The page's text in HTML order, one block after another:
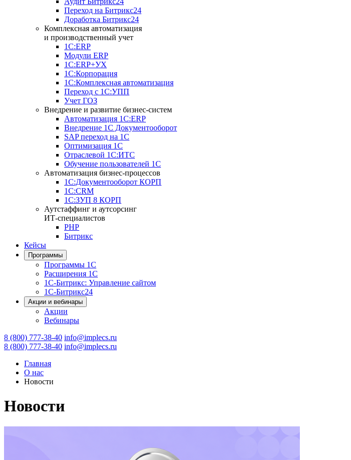
Переход на Битрикс24
Доработка Битрикс24
Комплексная автоматизация
и производственный учет
1С:ERP
Модули ERP
1C:ERP+УХ
1С:Корпорация
1С:Комплексная автоматизация
Переход с 1С:УПП
Учет ГОЗ
Внедрение и развитие бизнес-систем
Автоматизация 1С:ERP
Внедрение 1С Документооборот
SAP переход на 1С
Оптимизация 1С
Отраслевой 1С:ИТС
Обучение пользователей 1С
Автоматизация бизнес-процессов
1С:Документооборот КОРП
1С:CRM
1С:ЗУП 8 КОРП
Аутстаффинг и аутсорсинг
ИТ-специалистов
PHP
Битрикс
Кейсы
Программы
Программы 1С
Расширения 1С
1С-Битрикс: Управление сайтом
1С-Битрикс24
Акции и вебинары
Акции
Вебинары
8 (800) 777-38-40 info@implecs.ru
8 (800) 777-38-40 info@implecs.ru
Главная
О нас
Новости
Новости